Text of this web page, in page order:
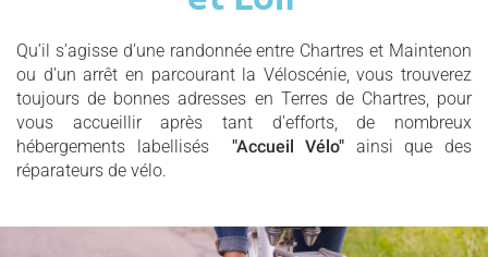
Qu’il s’agisse d’une randonnée entre Chartres et Maintenon
ou d’un arrêt en parcourant la Véloscénie, vous trouverez
toujours de bonnes adresses en Terres de Chartres, pour
vous accueillir après tant d’efforts, de nombreux
hébergements labellisés "Accueil Vélo" ainsi que des
réparateurs de vélo.